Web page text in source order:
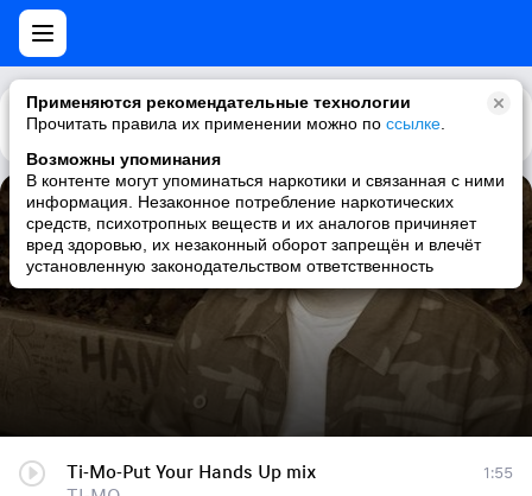
Применяются рекомендательные технологии
Прочитать правила их применении можно по ссылке
Возможны упоминания
В контенте могут упоминаться наркотики и связанная с ними
информация. Незаконное потребление наркотических
средств, психотропных веществ и их аналогов причиняет
вред здоровью, их незаконный оборот запрещён и влечёт
установленную законодательством ответственность
Каталог Рекомендации
Ti-Mo-Put Your Hands Up mix
TI-MO
Ti-Mo-Put Your Hands Up mix
1:55